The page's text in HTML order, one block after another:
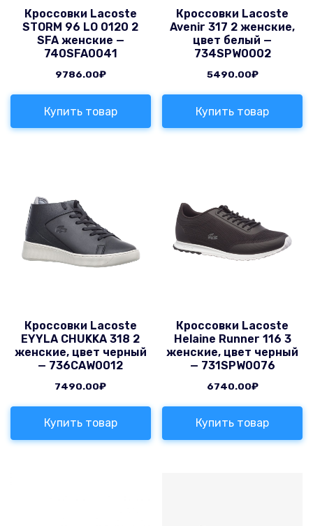
Кроссовки Lacoste
STORM 96 LO 0120 2
SFA женские —
740SFA0041
9786.00₽
Купить товар
Кроссовки Lacoste
Avenir 317 2 женские,
цвет белый —
734SPW0002
5490.00₽
Купить товар
Кроссовки Lacoste
EYYLA CHUKKA 318 2
женские, цвет черный
— 736CAW0012
7490.00₽
Купить товар
Кроссовки Lacoste
Helaine Runner 116 3
женские, цвет черный
— 731SPW0076
6740.00₽
Купить товар